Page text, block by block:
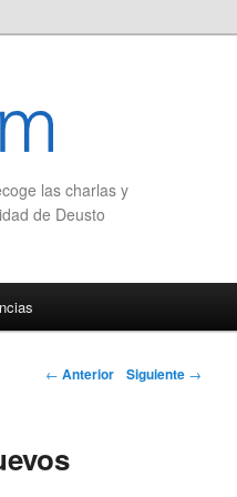
las charlas y
de Deusto
Navegación de
← Anterior Siguiente →